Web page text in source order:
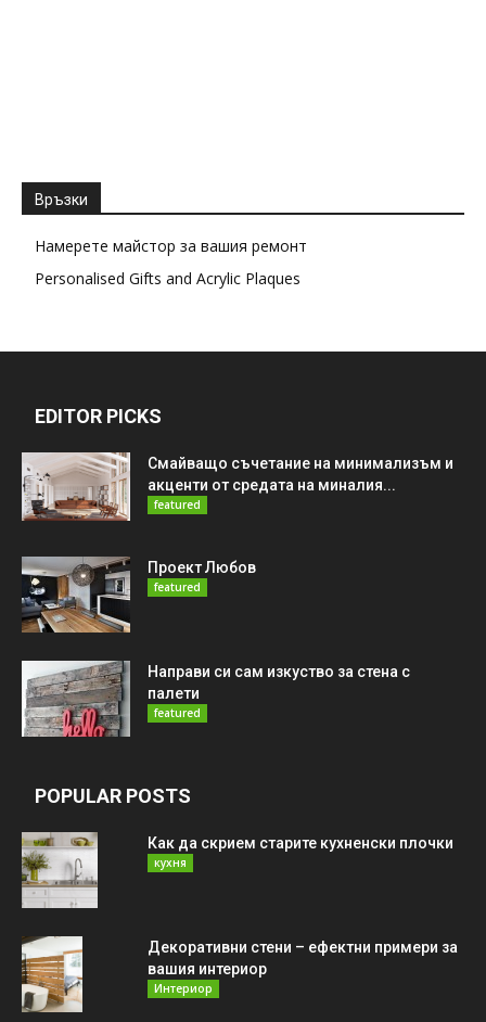
Връзки
Намерете майстор за вашия ремонт
Personalised Gifts and Acrylic Plaques
EDITOR PICKS
Смайващо съчетание на минимализъм и
акценти от средата на миналия...
featured
Проект Любов
featured
Направи си сам изкуство за стена с
палети
featured
POPULAR POSTS
Как да скрием старите кухненски плочки
кухня
Декоративни стени – ефектни примери за
вашия интериор
Интериор